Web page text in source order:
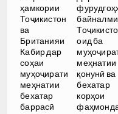
ҳамкории
Тоҷикистон
ва
Британияи
Кабир дар
соҳаи
муҳоҷирати
меҳнатии
бехатар
баррасӣ
оид ба
меҳнатии
қонунӣ ва
бехатар
корҳои